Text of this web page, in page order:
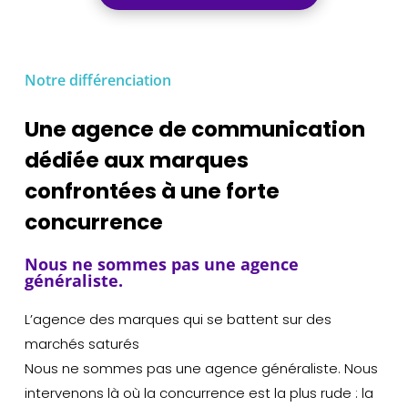
Notre différenciation
Une agence de communication
dédiée aux marques
confrontées à une forte
concurrence
Nous ne sommes pas une agence
généraliste.
L’agence des marques qui se battent sur des
marchés saturés
Nous ne sommes pas une agence généraliste. Nous
intervenons là où la concurrence est la plus rude : la